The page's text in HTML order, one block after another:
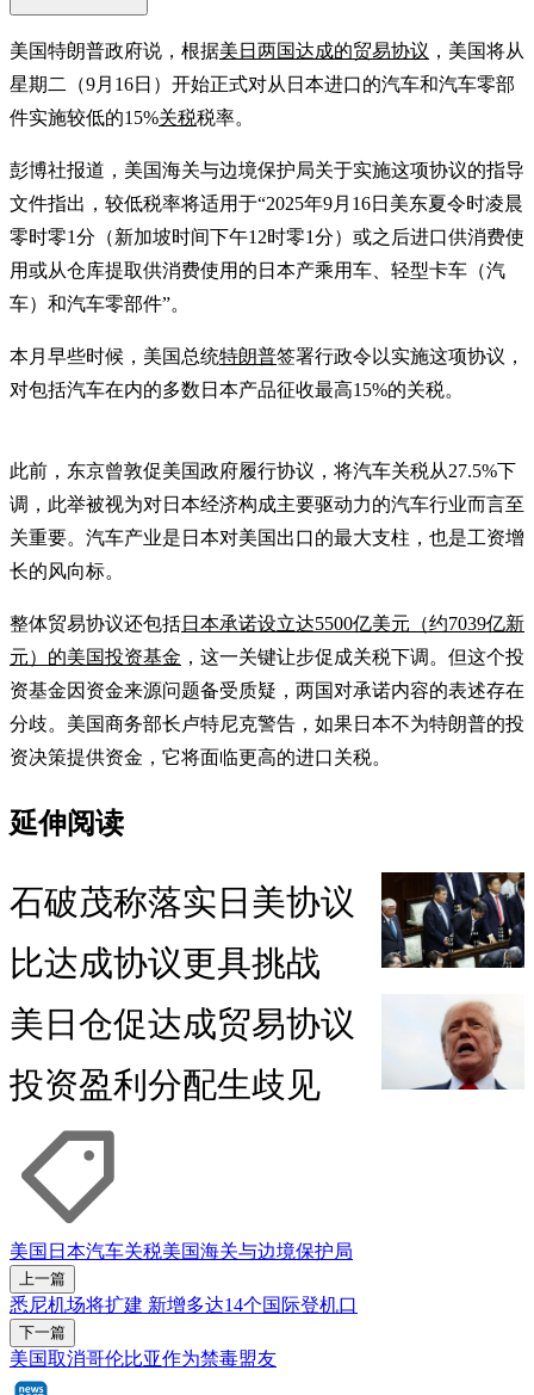
美国特朗普政府说，根据美日两国达成的贸易协议 ，美国将从
星期二（9月16日）开始正式对从日本进口的汽车和汽车零部
件实施较低的15%关税税率。
彭博社报道，美国海关与边境保护局关于实施这项协议的指导
文件指出，较低税率将适用于“2025年9月16日美东夏令时凌晨
零时零1分（新加坡时间下午12时零1分）或之后进口供消费使
用或从仓库提取供消费使用的日本产乘用车、轻型卡车（汽
车）和汽车零部件”。
本月早些时候，美国总统特朗普签署行政令以实施这项协议，
对包括汽车在内的多数日本产品征收最高15%的关税。
此前，东京曾敦促美国政府履行协议，将汽车关税从27.5%下
调，此举被视为对日本经济构成主要驱动力的汽车行业而言至
关重要。汽车产业是日本对美国出口的最大支柱，也是工资增
长的风向标。
整体贸易协议还包括日本承诺设立达5500亿美元（约7039亿新
元）的美国投资基金 ，这一关键让步促成关税下调。但这个投
资基金因资金来源问题备受质疑，两国对承诺内容的表述存在
分歧。美国商务部长卢特尼克警告，如果日本不为特朗普的投
资决策提供资金，它将面临更高的进口关税。
延伸阅读
石破茂称落实日美协议
比达成协议更具挑战
美日仓促达成贸易协议
投资盈利分配生歧见
美国 日本汽车关税美国海关与边境保护局
上一篇
悉尼机场将扩建 新增多达14个国际登机口
下一篇
美国取消哥伦比亚作为禁毒盟友